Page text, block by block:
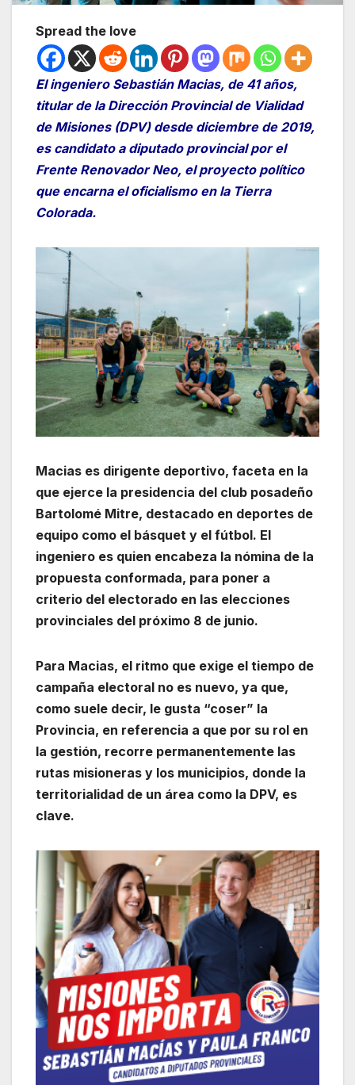
Spread the love
El ingeniero Sebastián Macias, de 41 años,
titular de la Dirección Provincial de Vialidad
de Misiones (DPV) desde diciembre de 2019,
es candidato a diputado provincial por el
Frente Renovador Neo, el proyecto político
que encarna el oficialismo en la Tierra
Colorada.
Macias es dirigente deportivo, faceta en la
que ejerce la presidencia del club posadeño
Bartolomé Mitre, destacado en deportes de
equipo como el básquet y el fútbol. El
ingeniero es quien encabeza la nómina de la
propuesta conformada, para poner a
criterio del electorado en las elecciones
provinciales del próximo 8 de junio.
Para Macias, el ritmo que exige el tiempo de
campaña electoral no es nuevo, ya que,
como suele decir, le gusta “coser” la
Provincia, en referencia a que por su rol en
la gestión, recorre permanentemente las
rutas misioneras y los municipios, donde la
territorialidad de un área como la DPV, es
clave.